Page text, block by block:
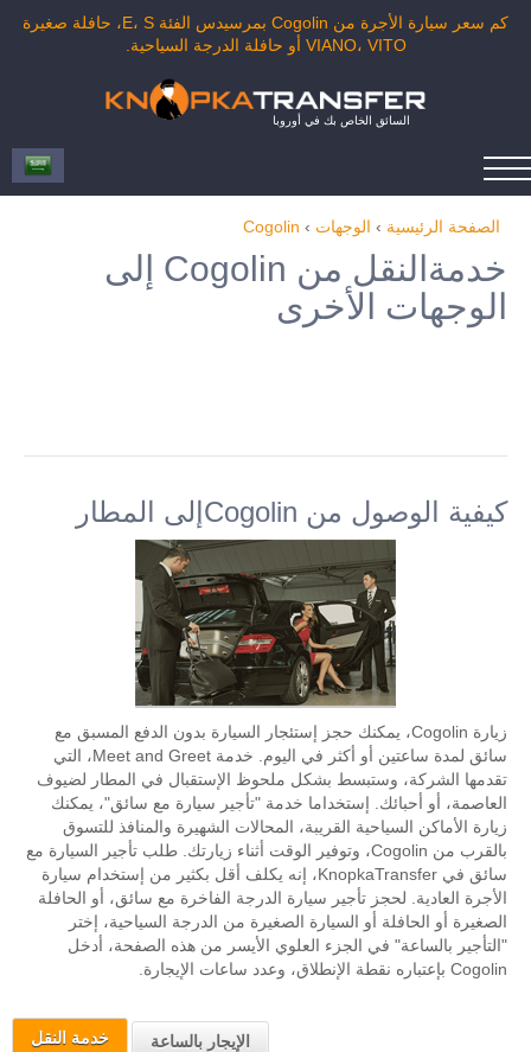
كم سعر سيارة الأجرة من Cogolin بمرسيدس الفئة E، S، حافلة صغيرة
VIANO، VITO أو حافلة الدرجة السياحية.
السائق الخاص بك في أوروبا
الصفحة الرئيسية › الوجهات ›
Cogolin
خدمة النقل الإيجار بالساعة
خدمةالنقل من Cogolin إلى
الوجهات الأخرى
كيفية الوصول من Cogolinإلى المطار
زيارة Cogolin، يمكنك حجز إستئجار السيارة بدون الدفع المسبق مع
سائق لمدة ساعتين أو أكثر في اليوم. خدمة Meet and Greet، التي
تقدمها الشركة، وستبسط بشكل ملحوظ الإستقبال في المطار لضيوف
العاصمة، أو أحبائك. إستخداما خدمة "تأجير سيارة مع سائق"، يمكنك
زيارة الأماكن السياحية القريبة، المحالات الشهيرة والمنافذ للتسوق
بالقرب من Cogolin، وتوفير الوقت أثناء زيارتك. طلب تأجير السيارة مع
سائق في KnopkaTransfer، إنه يكلف أقل بكثير من إستخدام سيارة
الأجرة العادية. لحجز تأجير سيارة الدرجة الفاخرة مع سائق، أو الحافلة
الصغيرة أو الحافلة أو السيارة الصغيرة من الدرجة السياحية، إختر
"التأجير بالساعة" في الجزء العلوي الأيسر من هذه الصفحة، أدخل
Cogolin بإعتباره نقطة الإنطلاق، وعدد ساعات الإيجارة.